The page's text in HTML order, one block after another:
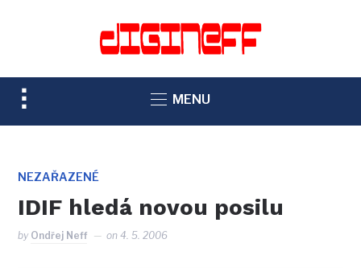
TOGGLE
SIDEBAR
NAVIGATION
MENU
NEZAŘAZENÉ
IDIF hledá novou posilu
by Ondřej Neff on4. 5. 2006